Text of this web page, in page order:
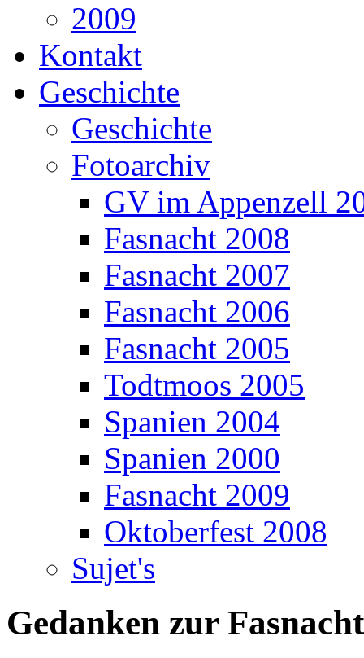
2009
Kontakt
Geschichte
Geschichte
Fotoarchiv
GV im Appenzell
Fasnacht 2008
Fasnacht 2007
Fasnacht 2006
Fasnacht 2005
Todtmoos 2005
Spanien 2004
Spanien 2000
Fasnacht 2009
Oktoberfest 2008
Sujet's
Gedanken zur Fasnacht